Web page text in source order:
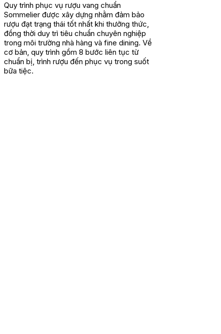
Quy trình phục vụ rượu vang chuẩn
Sommelier được xây dựng nhằm đảm bảo
rượu đạt trạng thái tốt nhất khi thưởng thức,
đồng thời duy trì tiêu chuẩn chuyên nghiệp
trong môi trường nhà hàng và fine dining. Về
cơ bản, quy trình gồm 8 bước liên tục từ
chuẩn bị, trình rượu đến phục vụ trong suốt
bữa tiệc.